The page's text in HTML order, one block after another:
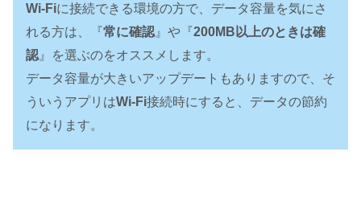
Wi-Fiに接続できる環境の方で、データ容量を気にさ
れる方は、『常に確認 』や『200MB以上のときは確
認 』を選ぶのをオススメします。
データ容量が大きいアップデートもありますので、そ
ういうアプリはWi-Fi接続時にすると、データの節約
になります。